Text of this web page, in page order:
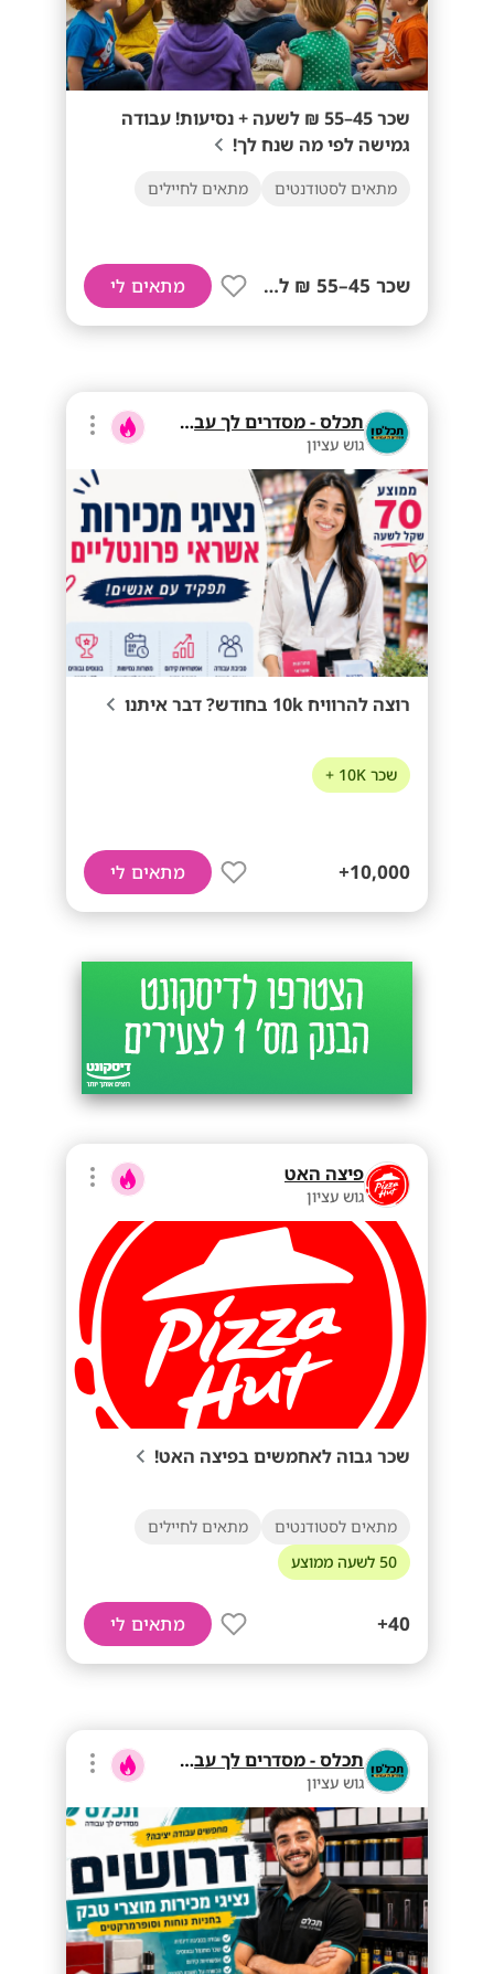
שכר 45–55 ₪ לשעה + נסיעות! עבודה
גמישה לפי מה שנח לך!
מתאים לסטודנטים מתאים לחיילים
שכר 45–55 ₪ לשעה+ נסיעות! מתאים לי
תכלס - מסדרים לך עבודה
גוש עציון
רוצה להרוויח 10k בחודש? דבר איתנו
שכר 10K +
10,000+ מתאים לי
פיצה האט
גוש עציון
שכר גבוה לאחמשים בפיצה האט!
מתאים לסטודנטים
מתאים לחיילים
50 לשעה ממוצע
40+ מתאים לי
תכלס - מסדרים לך עבודה
גוש עציון